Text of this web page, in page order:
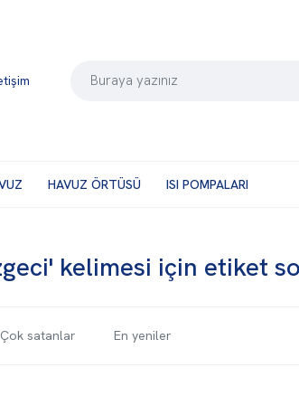
HAVUZ ÖRTÜSÜ ISI POMPALARI
kelimesi için etiket
Çok satanlar En yeniler